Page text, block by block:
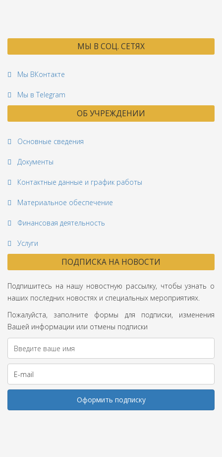
МЫ В СОЦ. СЕТЯХ
Мы ВКонтакте
Мы в Telegram
ОБ УЧРЕЖДЕНИИ
Основные сведения
Документы
Контактные данные и график работы
Материальное обеспечение
Финансовая деятельность
Услуги
ПОДПИСКА НА НОВОСТИ
Подпишитесь на нашу новостную рассылку, чтобы узнать о
наших последних новостях и специальных мероприятиях.
Пожалуйста, заполните формы для подписки, изменения
Вашей информации или отмены подписки